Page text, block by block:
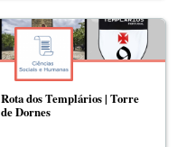
Rota dos Templários | Torre
de Dornes